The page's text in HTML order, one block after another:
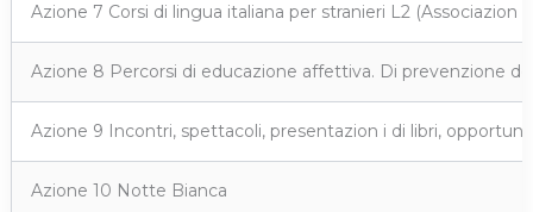
Azione 7 Corsi di lingua italiana per stranieri L2 (Associazion
Azione 8 Percorsi di educazione affettiva. Di prevenzione
Azione 9 Incontri, spettacoli, presentazion i di libri,
Azione 10 Notte Bianca